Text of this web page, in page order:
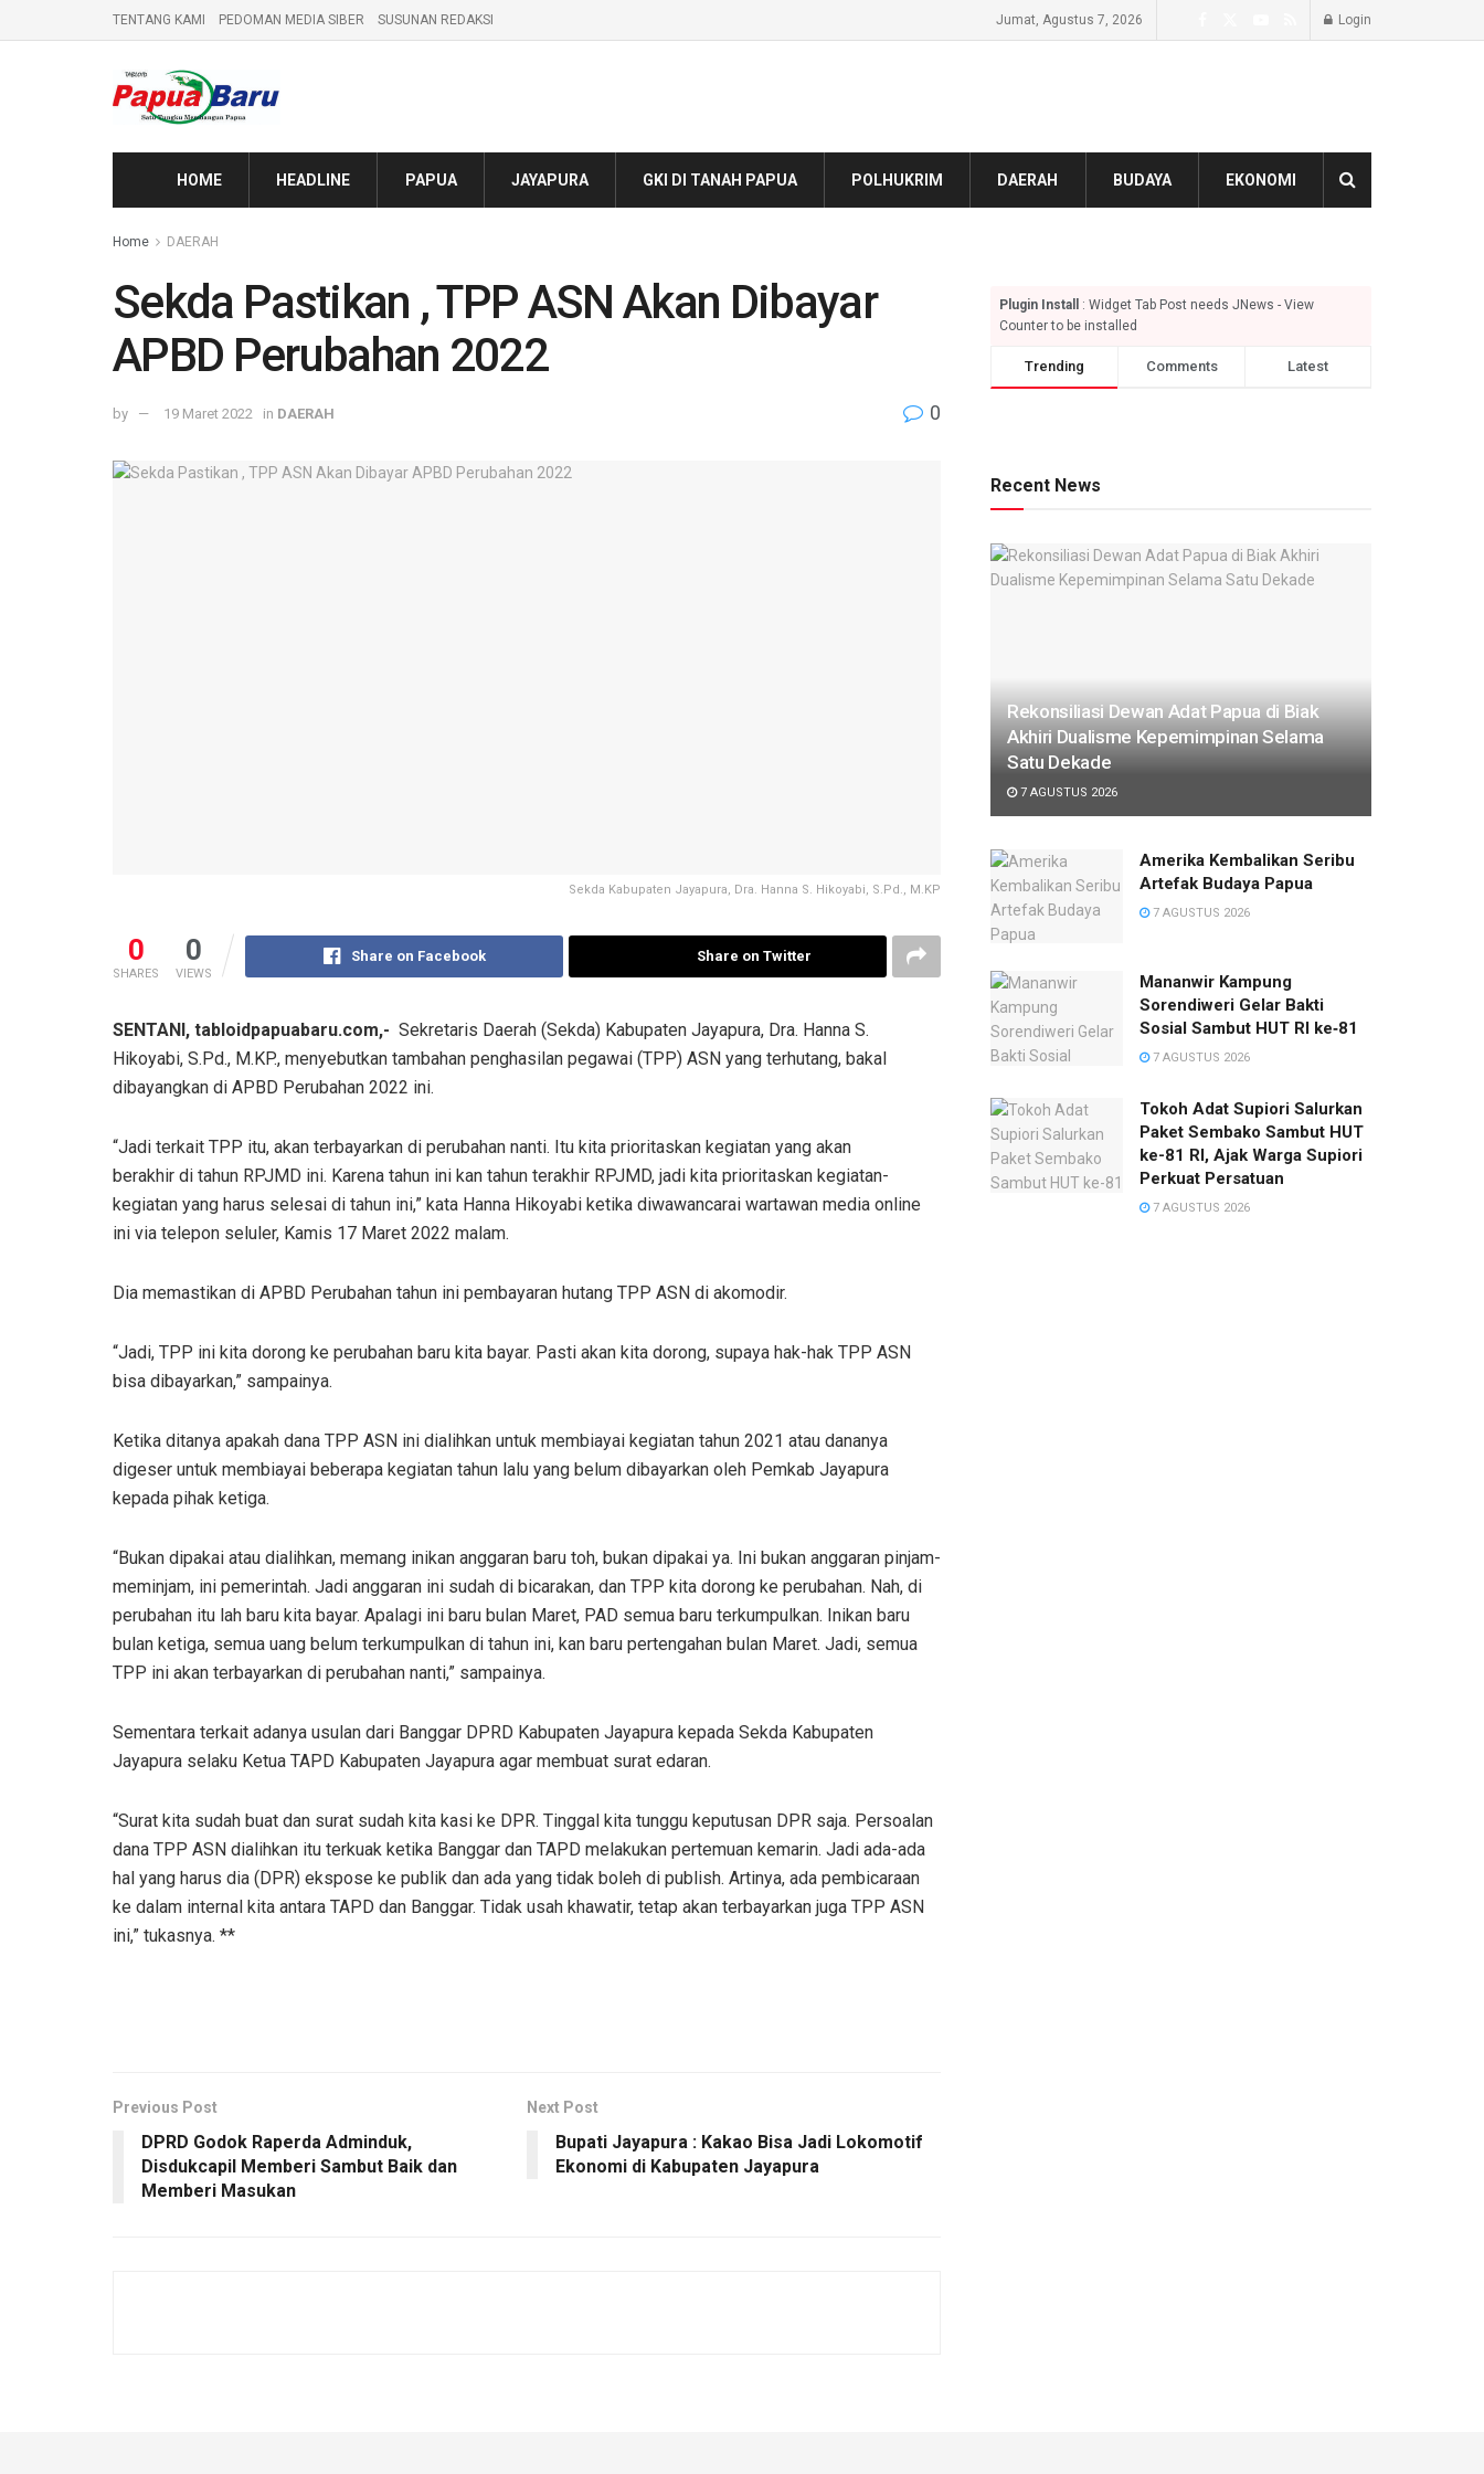
TENTANG KAMI PEDOMAN MEDIA SIBER SUSUNAN REDAKSI Jumat, Agustus 7, 2026 Login
HOME HEADLINE PAPUA JAYAPURA GKI DI TANAH PAPUA POLHUKRIM DAERAH BUDAYA EKONOMI
Home DAERAH
Sekda Pastikan , TPP ASN Akan Dibayar
APBD Perubahan 2022
by 19 Maret 2022 in DAERAH 0
Sekda Kabupaten Jayapura, Dra. Hanna S. Hikoyabi, S.Pd., M.KP
0
SHARES
0
VIEWS
Share on Facebook Share on Twitter
SENTANI, tabloidpapuabaru.com,- Sekretaris Daerah (Sekda) Kabupaten Jayapura, Dra. Hanna S.
Hikoyabi, S.Pd., M.KP., menyebutkan tambahan penghasilan pegawai (TPP) ASN yang terhutang, bakal
dibayangkan di APBD Perubahan 2022 ini.
“Jadi terkait TPP itu, akan terbayarkan di perubahan nanti. Itu kita prioritaskan kegiatan yang akan
berakhir di tahun RPJMD ini. Karena tahun ini kan tahun terakhir RPJMD, jadi kita prioritaskan kegiatan-
kegiatan yang harus selesai di tahun ini,” kata Hanna Hikoyabi ketika diwawancarai wartawan media online
ini via telepon seluler, Kamis 17 Maret 2022 malam.
Dia memastikan di APBD Perubahan tahun ini pembayaran hutang TPP ASN di akomodir.
“Jadi, TPP ini kita dorong ke perubahan baru kita bayar. Pasti akan kita dorong, supaya hak-hak TPP ASN
bisa dibayarkan,” sampainya.
Ketika ditanya apakah dana TPP ASN ini dialihkan untuk membiayai kegiatan tahun 2021 atau dananya
digeser untuk membiayai beberapa kegiatan tahun lalu yang belum dibayarkan oleh Pemkab Jayapura
kepada pihak ketiga.
“Bukan dipakai atau dialihkan, memang inikan anggaran baru toh, bukan dipakai ya. Ini bukan anggaran pinjam-
meminjam, ini pemerintah. Jadi anggaran ini sudah di bicarakan, dan TPP kita dorong ke perubahan. Nah, di
perubahan itu lah baru kita bayar. Apalagi ini baru bulan Maret, PAD semua baru terkumpulkan. Inikan baru
bulan ketiga, semua uang belum terkumpulkan di tahun ini, kan baru pertengahan bulan Maret. Jadi, semua
TPP ini akan terbayarkan di perubahan nanti,” sampainya.
Sementara terkait adanya usulan dari Banggar DPRD Kabupaten Jayapura kepada Sekda Kabupaten
Jayapura selaku Ketua TAPD Kabupaten Jayapura agar membuat surat edaran.
“Surat kita sudah buat dan surat sudah kita kasi ke DPR. Tinggal kita tunggu keputusan DPR saja. Persoalan
dana TPP ASN dialihkan itu terkuak ketika Banggar dan TAPD melakukan pertemuan kemarin. Jadi ada-ada
hal yang harus dia (DPR) ekspose ke publik dan ada yang tidak boleh di publish. Artinya, ada pembicaraan
ke dalam internal kita antara TAPD dan Banggar. Tidak usah khawatir, tetap akan terbayarkan juga TPP ASN
ini,” tukasnya. **
Previous Post
DPRD Godok Raperda Adminduk,
Disdukcapil Memberi Sambut Baik dan
Memberi Masukan
Next Post
Bupati Jayapura : Kakao Bisa Jadi Lokomotif
Ekonomi di Kabupaten Jayapura
Plugin Install
: Widget Tab Post needs JNews - View
Counter to be installed
Trending Comments Latest
Recent News
Rekonsiliasi Dewan Adat Papua di Biak
Akhiri Dualisme Kepemimpinan Selama
Satu Dekade
7 AGUSTUS 2026
Amerika Kembalikan Seribu
Artefak Budaya Papua
7 AGUSTUS 2026
Mananwir Kampung
Sorendiweri Gelar Bakti
Sosial Sambut HUT RI ke‑81
7 AGUSTUS 2026
Tokoh Adat Supiori Salurkan
Paket Sembako Sambut HUT
ke-81 RI, Ajak Warga Supiori
Perkuat Persatuan
7 AGUSTUS 2026